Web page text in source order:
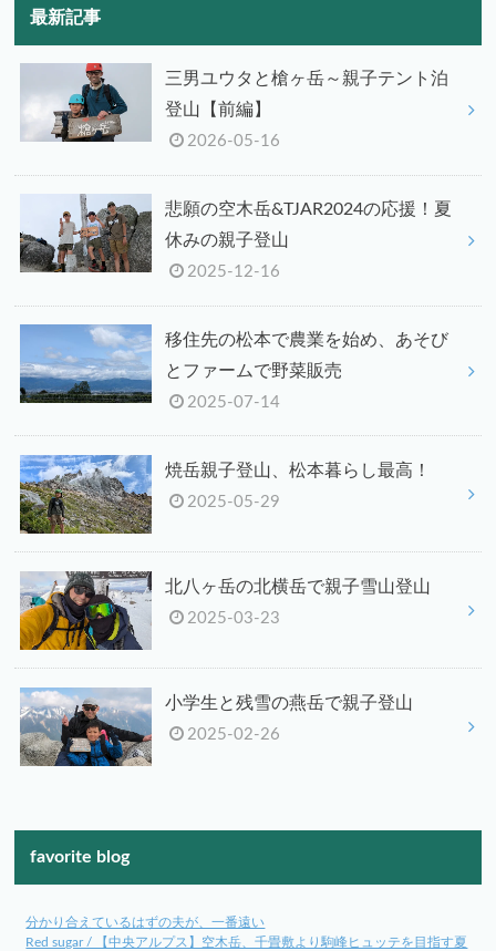
最新記事
三男ユウタと槍ヶ岳～親子テント泊
登山【前編】
2026-05-16
悲願の空木岳&TJAR2024の応援！夏
休みの親子登山
2025-12-16
移住先の松本で農業を始め、あそび
とファームで野菜販売
2025-07-14
焼岳親子登山、松本暮らし最高！
2025-05-29
北八ヶ岳の北横岳で親子雪山登山
2025-03-23
小学生と残雪の燕岳で親子登山
2025-02-26
favorite blog
分かり合えているはずの夫が、一番遠い
Red sugar / 【中央アルプス】空木岳、千畳敷より駒峰ヒュッテを目指す夏